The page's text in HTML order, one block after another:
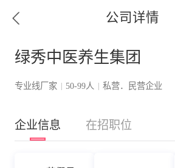
公司详情
绿秀中医养生集团
专业线厂家 | 50-99人 | 私营．民营企业
企业信息 在招职位